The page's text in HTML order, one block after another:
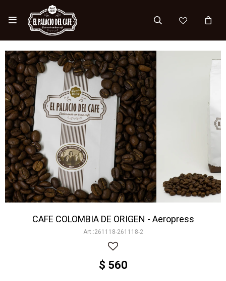

CAFE COLOMBIA DE ORIGEN - Aeropress
261118-261118-2
$ 560